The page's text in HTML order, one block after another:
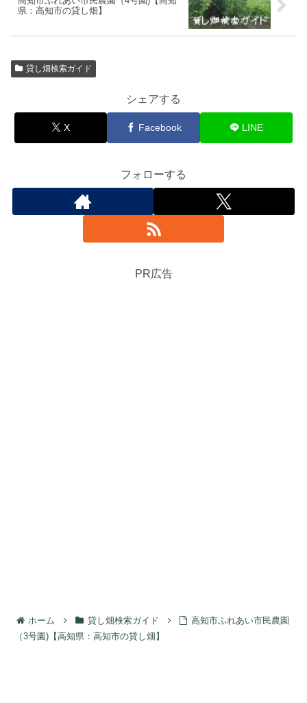
県：高知市の貸し畑】
貸し畑検索ガイド
シェアする
X Facebook LINE
フォローする
PR広告
ホーム 貸し畑検索ガイド
高知市ふれあい市民農園
（3号園)【高知県：高知市の貸し畑】